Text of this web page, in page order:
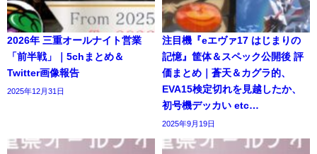
2026年 三重オールナイト営業
「前半戦」｜5chまとめ＆
Twitter画像報告
2025年12月31日
注目機『eエヴァ17 はじまりの
記憶』筐体＆スペック公開後 評
価まとめ｜蒼天＆カグラ的、
EVA15検定切れを見越したか、
初号機デッカい etc…
2025年9月19日